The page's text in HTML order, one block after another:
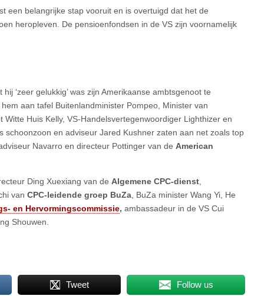
een belangrijke stap vooruit en is overtuigd dat het de
heropleven. De pensioenfondsen in de VS zijn voornamelijk
‘zeer gelukkig’ was zijn Amerikaanse ambtsgenoot te
aan tafel Buitenlandminister Pompeo, Minister van
Huis Kelly, VS-Handelsvertegenwoordiger Lighthizer en
schoonzoon en adviseur Jared Kushner zaten aan net zoals top
Navarro en directeur Pottinger van de American
Ding Xuexiang van de Algemene CPC-dienst,
van CPC-leidende groep BuZa, BuZa minister Wang Yi, He
en Hervormingscommissie, ambassadeur in de VS Cui
Shouwen.
Tweet Follow us